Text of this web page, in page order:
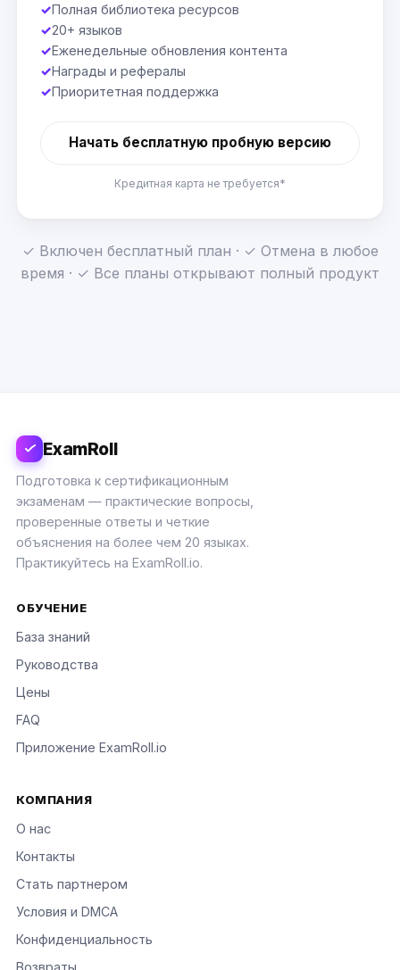
✓Полная библиотека ресурсов
✓20+ языков
✓Еженедельные обновления контента
✓Награды и рефералы
✓Приоритетная поддержка
Начать бесплатную пробную версию
Кредитная карта не требуется*
✓ Включен бесплатный план · ✓ Отмена в любое
время · ✓ Все планы открывают полный продукт
ExamRoll
Подготовка к сертификационным
экзаменам — практические вопросы,
проверенные ответы и четкие
объяснения на более чем 20 языках.
Практикуйтесь на ExamRoll.io.
ОБУЧЕНИЕ
База знаний
Руководства
Цены
FAQ
Приложение ExamRoll.io
КОМПАНИЯ
О нас
Контакты
Стать партнером
Условия и DMCA
Конфиденциальность
Возвраты